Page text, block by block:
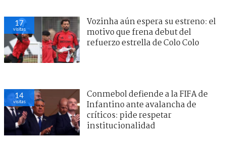
17
visitas
Vozinha aún espera su estreno: el
motivo que frena debut del
refuerzo estrella de Colo Colo
14
visitas
Conmebol defiende a la FIFA de
Infantino ante avalancha de
críticos: pide respetar
institucionalidad